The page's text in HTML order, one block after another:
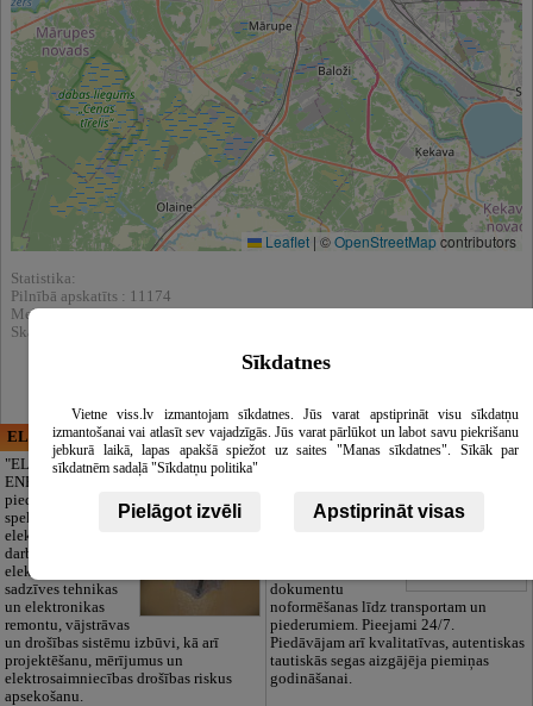
Leaflet | ©OpenStreetMapcontributors
Statistika:
Pilnībā apskatīts : 11174
Meklēšnas rezultātos parādīts : 49163
Skatīt arī katalogā :
ELECTRIC ENERGY
"ELECTRIC
ENERGY Kandava"
piedāvā pilna
spektra
elektromontāžas
darbus,
elektroinstalācijas,
sadzīves tehnikas
un elektronikas
remontu, vājstrāvas
un drošības sistēmu izbūvi, kā arī
projektēšanu, mērījumus un
elektrosaimniecības drošības riskus
apsekošanu.
CĒSU APBEDĪŠANAS
PAKALPOJUMI, SIA
Mēs parūpēsimies
dokumentu
noformēšanas līdz transportam un
piederumiem. Pieejami 24/7.
Piedāvājam arī kvalitatīvas, autentiskas
tautiskās segas aizgājēja piemiņas
godināšanai.
Sīkdatnes
Vietne viss.lv izmantojam sīkdatnes. Jūs varat apstiprināt visu sīkdatņu
izmantošanai vai atlasīt sev vajadzīgās. Jūs varat pārlūkot un labot savu piekrišanu
jebkurā laikā, lapas apakšā spiežot uz saites "Manas sīkdatnes". Sīkāk par
sīkdatnēm sadaļā "Sīkdatņu politika"
Pielāgot izvēli Apstiprināt visas